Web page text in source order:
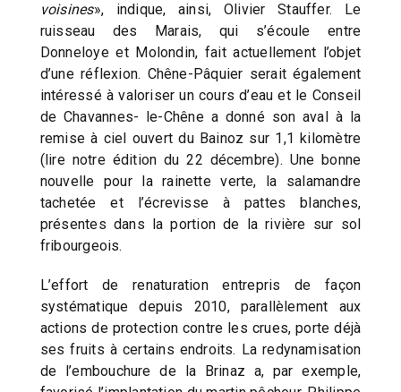
voisines», indique, ainsi, Olivier Stauffer. Le
ruisseau des Marais, qui s’écoule entre
Donneloye et Molondin, fait actuellement l’objet
d’une réflexion. Chêne-Pâquier serait également
intéressé à valoriser un cours d’eau et le Conseil
de Chavannes- le-Chêne a donné son aval à la
remise à ciel ouvert du Bainoz sur 1,1 kilomètre
(lire notre édition du 22 décembre). Une bonne
nouvelle pour la rainette verte, la salamandre
tachetée et l’écrevisse à pattes blanches,
présentes dans la portion de la rivière sur sol
fribourgeois.
L’effort de renaturation entrepris de façon
systématique depuis 2010, parallèlement aux
actions de protection contre les crues, porte déjà
ses fruits à certains endroits. La redynamisation
de l’embouchure de la Brinaz a, par exemple,